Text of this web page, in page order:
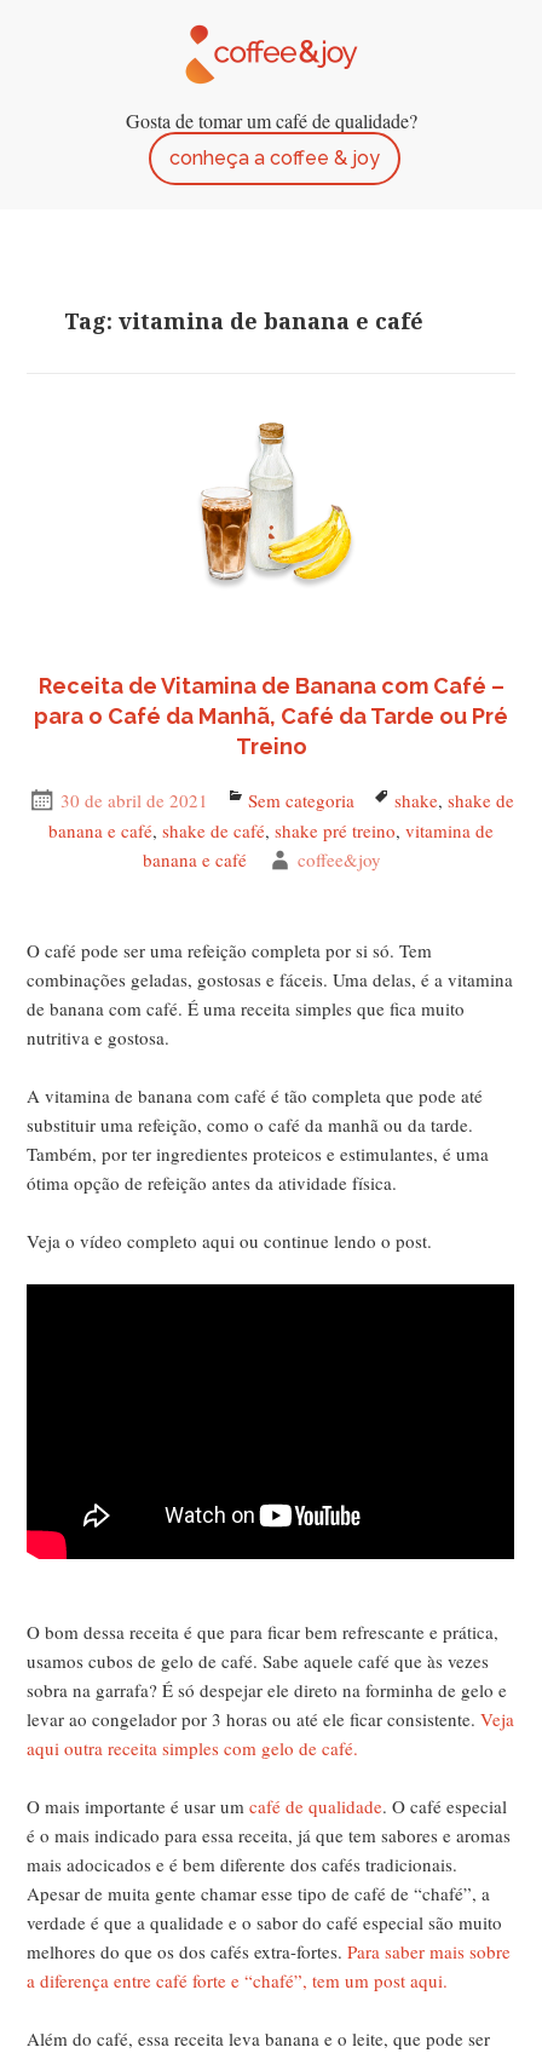
Gosta de tomar um café de qualidade?
conheça a coffee & joy
Tag: vitamina de banana e café
Receita de Vitamina de Banana com Café –
para o Café da Manhã, Café da Tarde ou Pré
Treino
Publicado
em
30 de abril de 2021 Categorias
Sem categoria Tags
shake, shake de
banana e café, shake de café, shake pré treino, vitamina de
banana e café
Autor
coffee&joy
O café pode ser uma refeição completa por si só. Tem
combinações geladas, gostosas e fáceis. Uma delas, é a vitamina
de banana com café. É uma receita simples que fica muito
nutritiva e gostosa.
A vitamina de banana com café é tão completa que pode até
substituir uma refeição, como o café da manhã ou da tarde.
Também, por ter ingredientes proteicos e estimulantes, é uma
ótima opção de refeição antes da atividade física.
Veja o vídeo completo aqui ou continue lendo o post.
O bom dessa receita é que para ficar bem refrescante e prática,
usamos cubos de gelo de café. Sabe aquele café que às vezes
sobra na garrafa? É só despejar ele direto na forminha de gelo e
levar ao congelador por 3 horas ou até ele ficar consistente.Veja
aqui outra receita simples com gelo de café.
O mais importante é usar umcafé de qualidade. O café especial
é o mais indicado para essa receita, já que tem sabores e aromas
mais adocicados e é bem diferente dos cafés tradicionais.
Apesar de muita gente chamar esse tipo de café de “chafé”, a
verdade é que a qualidade e o sabor do café especial são muito
melhores do que os dos cafés extra-fortes.Para saber mais sobre
a diferença entre café forte e “chafé”, tem um post aqui.
Além do café, essa receita leva banana e o leite, que pode ser